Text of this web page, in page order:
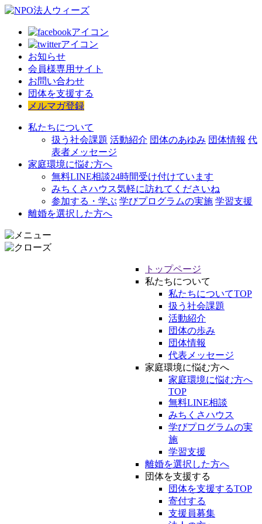
お知らせ
会員様専用サイト
お問い合わせ
団体を支援する
メルマガ登録
私たちについて
扱う社会課題 活動紹介 団体のあゆみ 団体情報 代
表者メッセージ
家庭環境に悩む方へ
無料LINE相談24時間受け付けています
みちくさハウス気軽に訪れてくださいね
参加する・学ぶ 学びプログラムの実施 学習支援
離婚を選択した方へ
トップページ
私たちについて
私たちについてTOP
扱う社会課題
活動紹介
団体の歩み
団体情報
代表メッセージ
家庭環境に悩む方へ
家庭環境に悩む方へ
TOP
無料LINE相談
みちくさハウス
学びプログラムの実
施
学習支援
離婚を選択した方へ
団体を支援する
団体を支援するTOP
寄付する
支援員募集